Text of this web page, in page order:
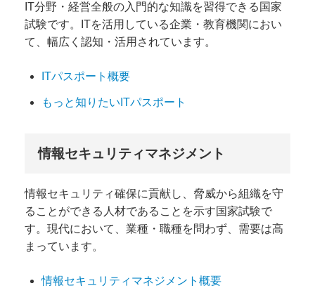
IT分野・経営全般の入門的な知識を習得できる国家
試験です。ITを活用している企業・教育機関におい
て、幅広く認知・活用されています。
ITパスポート概要
もっと知りたいITパスポート
情報セキュリティマネジメント
情報セキュリティ確保に貢献し、脅威から組織を守
ることができる人材であることを示す国家試験で
す。現代において、業種・職種を問わず、需要は高
まっています。
情報セキュリティマネジメント概要